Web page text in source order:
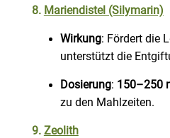
8. Mariendistel (Silymarin)
Wirkung: Fördert die
unterstützt die
Dosierung: 150–250
zu den Mahlzeiten.
9. Zeolith